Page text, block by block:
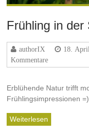
Frühling in der
authorIX 18.
Kommentare
Erblühende Natur trifft
Frühlingsimpressionen =)
Weiterlesen